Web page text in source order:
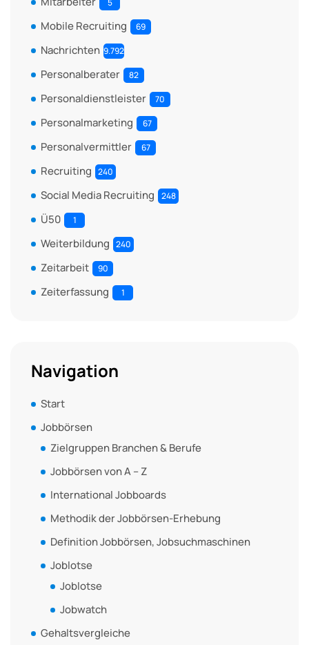
Mobile Recruiting 69
Nachrichten 9.792
Personalberater 82
Personaldienstleister 70
Personalmarketing 67
Personalvermittler 67
Recruiting 240
Social Media Recruiting 248
Ü50 1
Weiterbildung 240
Zeitarbeit 90
Zeiterfassung 1
Navigation
Start
Jobbörsen
Zielgruppen Branchen & Berufe
Jobbörsen von A – Z
International Jobboards
Methodik der Jobbörsen-Erhebung
Definition Jobbörsen, Jobsuchmaschinen
Joblotse
Joblotse
Jobwatch
Gehaltsvergleiche